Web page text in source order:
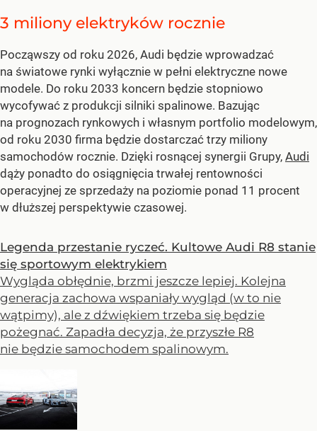
3 miliony elektryków rocznie
Począwszy od roku 2026, Audi będzie wprowadzać
na światowe rynki wyłącznie w pełni elektryczne nowe
modele. Do roku 2033 koncern będzie stopniowo
wycofywać z produkcji silniki spalinowe. Bazując
na prognozach rynkowych i własnym portfolio modelowym,
od roku 2030 firma będzie dostarczać trzy miliony
samochodów rocznie. Dzięki rosnącej synergii Grupy, Audi
dąży ponadto do osiągnięcia trwałej rentowności
operacyjnej ze sprzedaży na poziomie ponad 11 procent
w dłuższej perspektywie czasowej.
Legenda przestanie ryczeć. Kultowe Audi R8 stanie
się sportowym elektrykiem
Wygląda obłędnie, brzmi jeszcze lepiej. Kolejna
generacja zachowa wspaniały wygląd (w to nie
wątpimy), ale z dźwiękiem trzeba się będzie
pożegnać. Zapadła decyzja, że przyszłe R8
nie będzie samochodem spalinowym.